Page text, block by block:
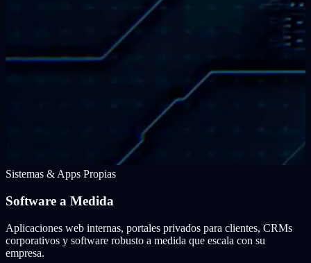
Sistemas & Apps Propias
Software a Medida
Aplicaciones web internas, portales privados para clientes, CRMs
corporativos y software robusto a medida que escala con su
empresa.